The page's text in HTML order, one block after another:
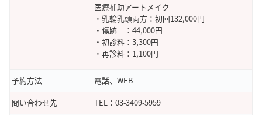
医療補助アートメイク
・乳輪乳頭両方：初回132,000円
・傷跡 ：44,000円
・初診料：3,300円
・再診料：1,100円
予約方法
電話、WEB
問い合わせ先
TEL：03-3409-5959